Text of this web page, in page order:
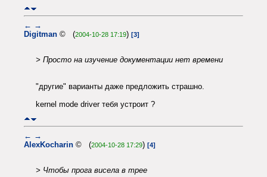
← →
Digitman © (2004-10-28 17:19) [3]
> Просто на изучение документации нет времени
"другие" варианты даже предложить страшно.
kernel mode driver тебя устроит ?
← →
AlexKocharin © (2004-10-28 17:29) [4]
> Чтобы прога висела в трее